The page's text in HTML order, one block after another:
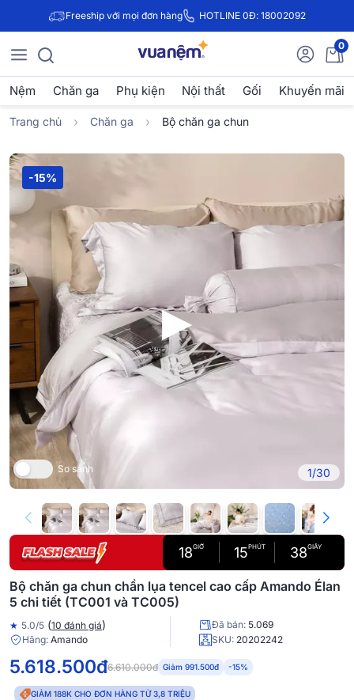
Freeship với mọi đơn hàng HOTLINE 0Đ: 18002092
0
Nệm Chăn ga Phụ kiện Nội thất Gối Khuyến mãi
Trang chủ Chăn ga Bộ chăn ga chun
-15%
So sánh 1/30
▶
18GIỜ 15PHÚT 37GIÂY
Bộ chăn ga chun chần lụa tencel cao cấp Amando Élan
5 chi tiết (TC001 và TC005)
★ 5.0/5 (10 đánh giá) Đã bán: 5.069
Hãng: Amando SKU: 20202242
5.618.500đ6.610.000đ Giảm 991.500đ -15%
GIẢM 188K CHO ĐƠN HÀNG TỪ 3,8 TRIỆU